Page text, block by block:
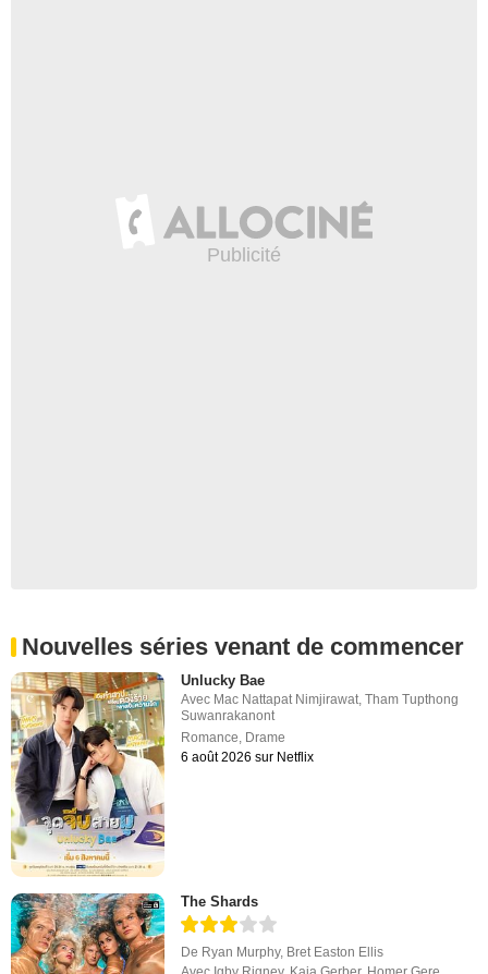
Nouvelles séries venant de commencer
Unlucky Bae
Avec Mac Nattapat Nimjirawat,Tham Tupthong
Suwanrakanont
Romance, Drame
6 août 2026 sur Netflix
The Shards
De Ryan Murphy, Bret Easton Ellis